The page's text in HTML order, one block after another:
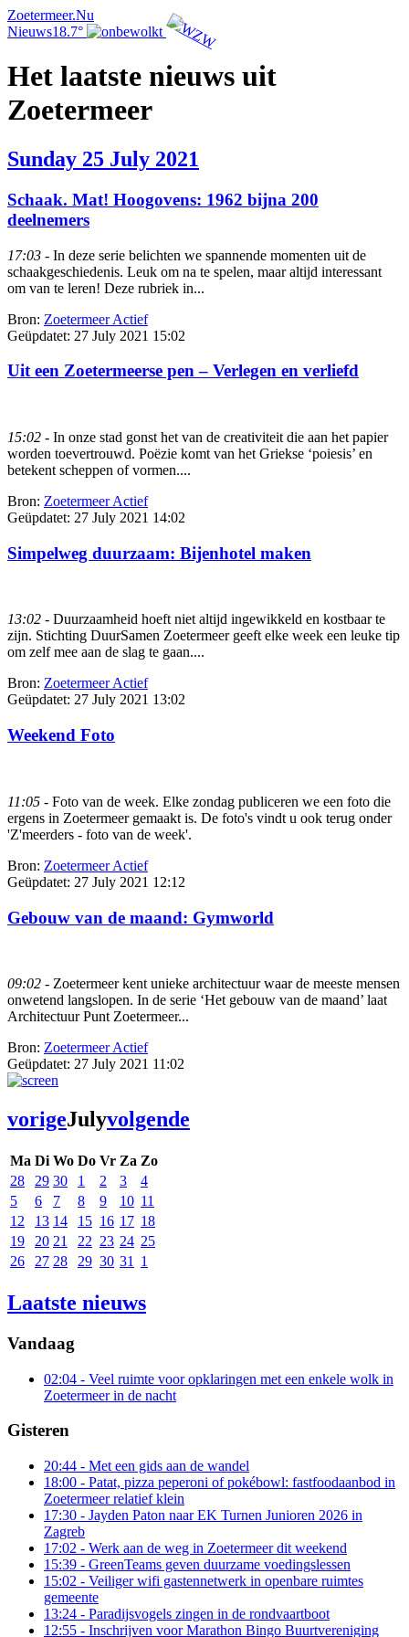
Zoetermeer.Nu
Nieuws18.7°
Het laatste nieuws uit
Zoetermeer
Sunday 25 July 2021
Schaak. Mat! Hoogovens: 1962 bijna 200
deelnemers
17:03 - In deze serie belichten we spannende momenten uit de
schaakgeschiedenis. Leuk om na te spelen, maar altijd interessant
om van te leren! Deze rubriek in...
Bron: Zoetermeer Actief
Geüpdatet: 27 July 2021 15:02
Uit een Zoetermeerse pen – Verlegen en verliefd
15:02 - In onze stad gonst het van de creativiteit die aan het papier
worden toevertrouwd. Poëzie komt van het Griekse ‘poiesis’ en
betekent scheppen of vormen....
Bron: Zoetermeer Actief
Geüpdatet: 27 July 2021 14:02
Simpelweg duurzaam: Bijenhotel maken
13:02 - Duurzaamheid hoeft niet altijd ingewikkeld en kostbaar te
zijn. Stichting DuurSamen Zoetermeer geeft elke week een leuke tip
om zelf mee aan de slag te gaan....
Bron: Zoetermeer Actief
Geüpdatet: 27 July 2021 13:02
Weekend Foto
11:05 - Foto van de week. Elke zondag publiceren we een foto die
ergens in Zoetermeer gemaakt is. De foto's vindt u ook terug onder
'Z'meerders - foto van de week'.
Bron: Zoetermeer Actief
Geüpdatet: 27 July 2021 12:12
Gebouw van de maand: Gymworld
09:02 - Zoetermeer kent unieke architectuur waar de meeste mensen
onwetend langslopen. In de serie ‘Het gebouw van de maand’ laat
Architectuur Punt Zoetermeer...
Bron: Zoetermeer Actief
Geüpdatet: 27 July 2021 11:02
vorigeJulyvolgende
Ma Di Wo Do Vr Za Zo
28
29 30 1 2 3
4
5
6 7 8 9 10 11
12
13 14 15 16 17 18
19
20 21 22 23 24 25
26
27 28 29 30 31 1
Laatste nieuws
Vandaag
02:04 - Veel ruimte voor opklaringen met een enkele wolk in
Zoetermeer in de nacht
Gisteren
20:44 - Met een gids aan de wandel
18:00 - Patat, pizza peperoni of pokébowl: fastfoodaanbod in
Zoetermeer relatief klein
17:30 - Jayden Paton naar EK Turnen Junioren 2026 in
Zagreb
17:02 - Werk aan de weg in Zoetermeer dit weekend
15:39 - GreenTeams geven duurzame voedingslessen
15:02 - Veiliger wifi gastennetwerk in openbare ruimtes
gemeente
13:24 - Paradijsvogels zingen in de rondvaartboot
12:55 - Inschrijven voor Marathon Bingo Buurtvereniging